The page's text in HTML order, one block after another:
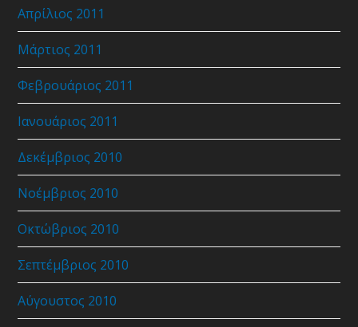
Απρίλιος 2011
Μάρτιος 2011
Φεβρουάριος 2011
Ιανουάριος 2011
Δεκέμβριος 2010
Νοέμβριος 2010
Οκτώβριος 2010
Σεπτέμβριος 2010
Αύγουστος 2010